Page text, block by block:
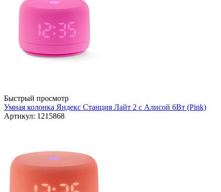
Быстрый просмотр
Умная колонка Яндекс Станция Лайт 2 с Алисой 6Вт (Pink)
Артикул: 1215868